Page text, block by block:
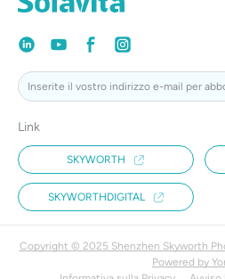
Link
SKYWORTH
SKYWORTHDIGITAL
Copyright © 2025 Shenzhen Skyworth
Powered by